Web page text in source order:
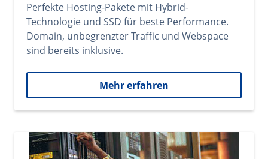
Perfekte Hosting-Pakete mit Hybrid-
Technologie und SSD für beste Performance.
Domain, unbegrenzter Traffic und Webspace
sind bereits inklusive.
Mehr erfahren